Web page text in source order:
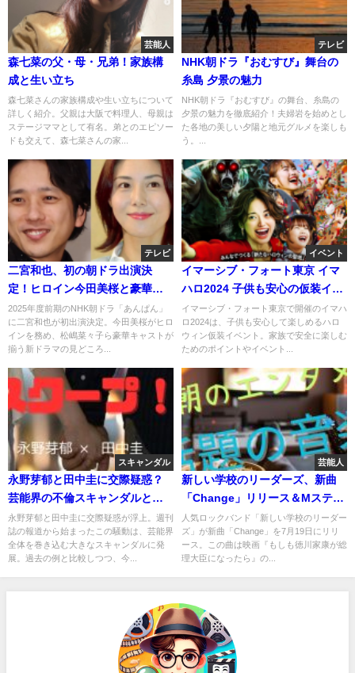
芸能人
森七菜の父・母・兄弟！家族構
成と生い立ち
森七菜さんの家族構成や生い立ちについて
詳しく紹介。父親は大阪で料理人、母親は
ステージママとして有名。弟とのエピソー
ドも交えて、森七菜さんの家...
テレビ
NHK朝ドラ『おむすび』舞台の
糸島 夕景の魅力
NHK朝ドラ『おむすび』の舞台、糸島の
夕景の魅力を徹底紹介！夫婦岩を始めとし
た各地の美しい夕陽と地元グルメを楽しも
う。...
テレビ
二宮和也、初の朝ドラ出演決
定！ヒロイン今田美桜と豪華キ
ャストが共演
2025年度前期のNHK朝ドラ「あんぱん」
に二宮和也が初出演決定。今田美桜がヒロ
インを務め、松嶋菜々子ら豪華キャストが
揃う新ドラマの見どころ...
イベント
イマーシブ・フォート東京 イマ
ハロ2024 子供も安心の仮装イベ
ント！
イマーシブ・フォート東京で開催のイマハ
ロ2024は、子供も安心して楽しめるハロ
ウィン仮装イベント。家族で安全に楽しむ
ためのポイントやイベント...
スキャンダル
永野芽郁と田中圭に交際疑惑？
芸能界の不倫スキャンダルと今
後の行方
永野芽郁と田中圭に交際疑惑が浮上。週刊
誌の報道から始まったこの騒動は、芸能界
全体を巻き込む大きなスキャンダルに発
展。過去の例と比較しつつ、今...
芸能人
新しい学校のリーダーズ、新曲
「Change」リリース＆Mステ初
披露
人気ロックバンド「新しい学校のリーダー
ズ」が新曲「Change」を7月19日にリリ
ース。この曲は映画『もしも徳川家康が総
理大臣になったら』の...